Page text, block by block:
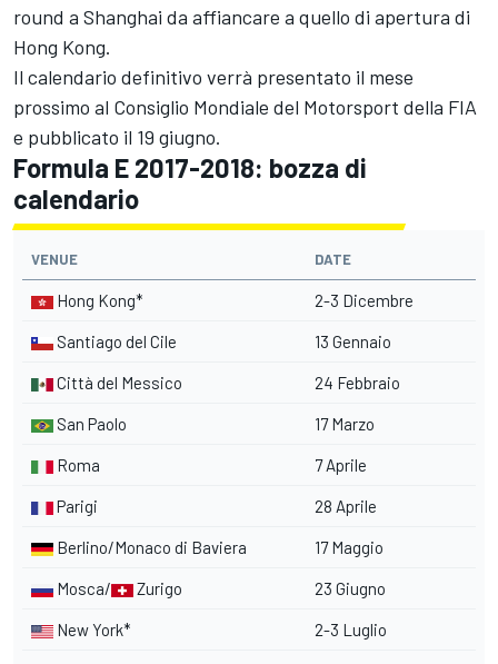
round a Shanghai da affiancare a quello di apertura di
Hong Kong.
Il calendario definitivo verrà presentato il mese
prossimo al Consiglio Mondiale del Motorsport della FIA
e pubblicato il 19 giugno.
Formula E 2017-2018: bozza di
calendario
VENUE DATE
Hong Kong* 2-3 Dicembre
Santiago del Cile 13 Gennaio
Città del Messico 24 Febbraio
San Paolo 17 Marzo
Roma 7 Aprile
Parigi 28 Aprile
Berlino/Monaco di Baviera 17 Maggio
Mosca/ Zurigo 23 Giugno
New York* 2-3 Luglio